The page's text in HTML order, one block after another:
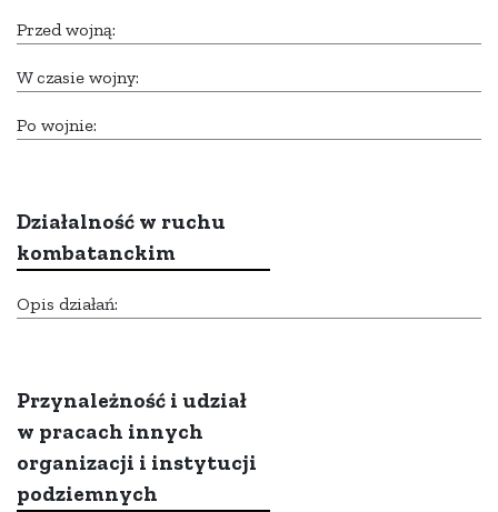
Przed wojną:
W czasie wojny:
Po wojnie:
Działalność w ruchu
kombatanckim
Opis działań:
Przynależność i udział
w pracach innych
organizacji i instytucji
podziemnych